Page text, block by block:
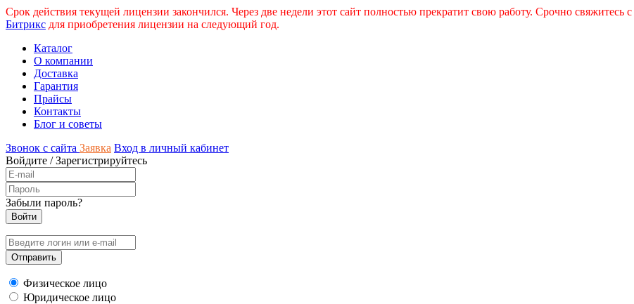
Срок действия текущей лицензии закончился. Через две недели этот сайт полностью прекратит свою работу. Срочно свяжитесь с
Битрикс для приобретения лицензии на следующий год.
Каталог
О компании
Доставка
Гарантия
Прайсы
Контакты
Блог и советы
Звонок с сайта Заявка Вход в личный кабинет
Войдите /Зарегистрируйтесь
Забыли пароль?
Физическое лицо
Юридическое лицо